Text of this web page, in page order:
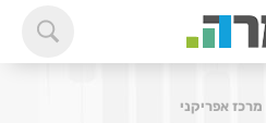
מרכז אפריקני